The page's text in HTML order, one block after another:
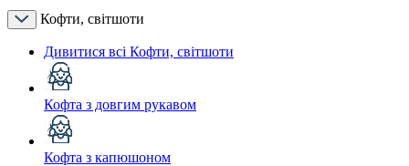
Кофти, світшоти
Дивитися всі Кофти, світшоти
Кофта з довгим рукавом
Кофта з капюшоном